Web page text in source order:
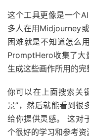
这个工具更像是一个
多人在用Midjourney
困难就是不知道怎么
PromptHero收集了大
生成这些画作所用的完
你可以在上面搜索关
景”，然后就能看到很
给你提供灵感。 这对
个很好的学习和参考资